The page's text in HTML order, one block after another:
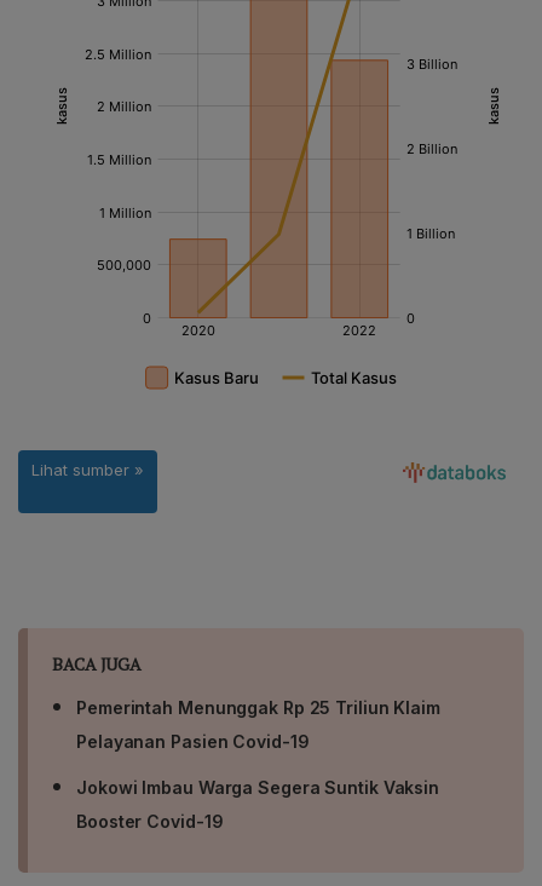
BACA JUGA
Pemerintah Menunggak Rp 25 Triliun Klaim
Pelayanan Pasien Covid-19
Jokowi Imbau Warga Segera Suntik Vaksin
Booster Covid-19